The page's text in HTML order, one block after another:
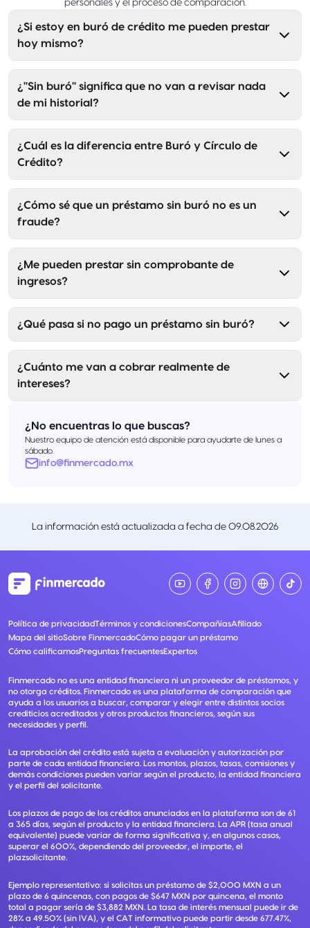
personales y el proceso de comparación.
¿Si estoy en buró de crédito me pueden prestar
hoy mismo?
¿"Sin buró" significa que no van a revisar nada
de mi historial?
¿Cuál es la diferencia entre Buró y Círculo de
Crédito?
¿Cómo sé que un préstamo sin buró no es un
fraude?
¿Me pueden prestar sin comprobante de
ingresos?
¿Qué pasa si no pago un préstamo sin buró?
¿Cuánto me van a cobrar realmente de
intereses?
¿No encuentras lo que buscas?
Nuestro equipo de atención está disponible para ayudarte de lunes a
sábado.
info@finmercado.mx
La información está actualizada a fecha de 09.08.2026
Política de privacidadTérminos y condicionesCompañíasAfiliado
Mapa del sitioSobre FinmercadoCómo pagar un préstamo
Cómo calificamosPreguntas frecuentesExpertos
Finmercado no es una entidad financiera ni un proveedor de préstamos, y
no otorga créditos. Finmercado es una plataforma de comparación que
ayuda a los usuarios a buscar, comparar y elegir entre distintos socios
crediticios acreditados y otros productos financieros, según sus
necesidades y perfil.
La aprobación del crédito está sujeta a evaluación y autorización por
parte de cada entidad financiera. Los montos, plazos, tasas, comisiones y
demás condiciones pueden variar según el producto, la entidad financiera
y el perfil del solicitante.
Los plazos de pago de los créditos anunciados en la plataforma son de 61
a 365 días, según el producto y la entidad financiera. La APR (tasa anual
equivalente) puede variar de forma significativa y, en algunos casos,
superar el 600%, dependiendo del proveedor, el importe, el
plazsolicitante.
Ejemplo representativo: si solicitas un préstamo de $2,000 MXN a un
plazo de 6 quincenas, con pagos de $647 MXN por quincena, el monto
total a pagar sería de $3,882 MXN. La tasa de interés mensual puede ir de
28% a 49.50% (sin IVA), y el CAT informativo puede partir desde 677.47%,